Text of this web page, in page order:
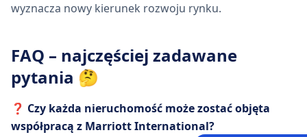
wyznacza nowy kierunek rozwoju rynku.
FAQ – najczęściej zadawane
pytania 🤔
❓ Czy każda nieruchomość może zostać objęta
współpracą z Marriott International?